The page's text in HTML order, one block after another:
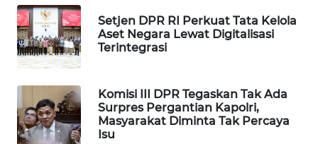
Setjen DPR RI Perkuat Tata Kelola
Aset Negara Lewat Digitalisasi
Terintegrasi
Komisi III DPR Tegaskan Tak Ada
Surpres Pergantian Kapolri,
Masyarakat Diminta Tak Percaya
Isu
KONSUMEN
LISTRIK
MASYARAKAT
KELISTRIKAN
WALINKI
ID